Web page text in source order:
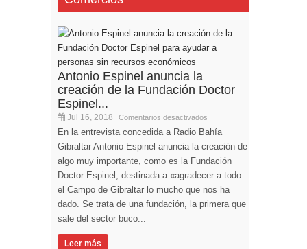
Antonio Espinel anuncia la
creación de la Fundación Doctor
Espinel...
Jul 16, 2018 Comentarios desactivados
En la entrevista concedida a Radio Bahía
Gibraltar Antonio Espinel anuncia la creación de
algo muy importante, como es la Fundación
Doctor Espinel, destinada a «agradecer a todo
el Campo de Gibraltar lo mucho que nos ha
dado. Se trata de una fundación, la primera que
sale del sector buco...
Leer más